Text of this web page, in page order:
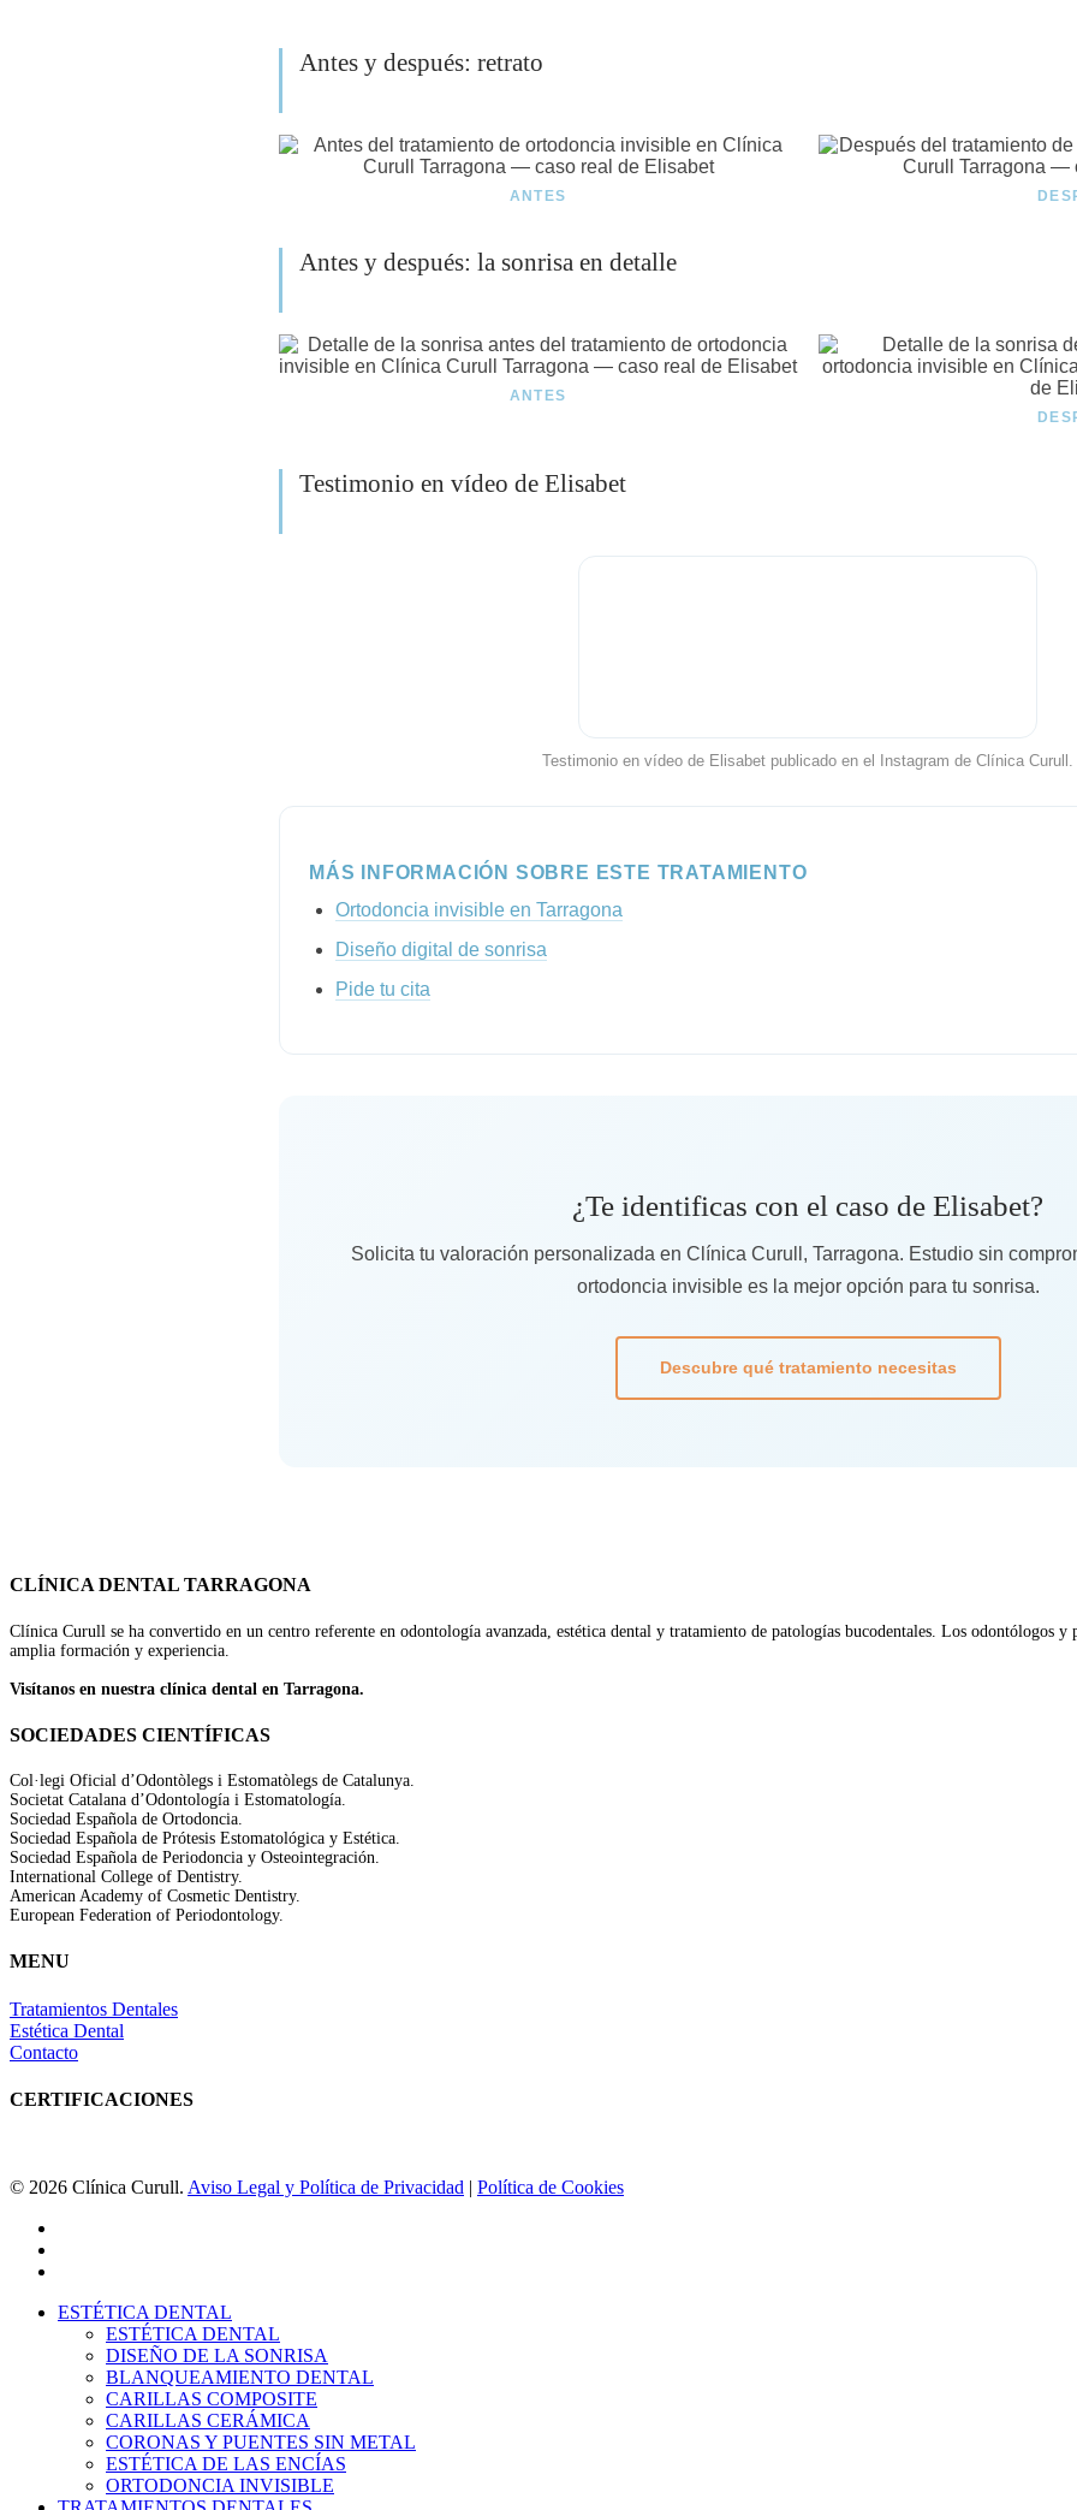
Antes y después: retrato
ANTES
Antes y después: la sonrisa en detalle
ANTES
Testimonio en vídeo de Elisabet
Testimonio en vídeo de Elisabet publicado en el Instagram de Clínica Curull.
MÁS INFORMACIÓN SOBRE ESTE TRATAMIENTO
Ortodoncia invisible en Tarragona
Diseño digital de sonrisa
Pide tu cita
¿Te identificas con el caso de Elisabet?
Solicita tu valoración personalizada en Clínica Curull, Tarragona. Estudio sin
ortodoncia invisible es la mejor opción para tu sonrisa.
Descubre qué tratamiento necesitas
CLÍNICA DENTAL TARRAGONA
Clínica Curull se ha convertido en un centro referente en odontología avanzada, estética dental y tratamiento de patologías bucodentales. Los odontólogos
amplia formación y experiencia.
Visítanos en nuestra clínica dental en Tarragona.
SOCIEDADES CIENTÍFICAS
Col·legi Oficial d’Odontòlegs i Estomatòlegs de Catalunya.
Societat Catalana d’Odontología i Estomatología.
Sociedad Española de Ortodoncia.
Sociedad Española de Prótesis Estomatológica y Estética.
Sociedad Española de Periodoncia y Osteointegración.
International College of Dentistry.
American Academy of Cosmetic Dentistry.
European Federation of Periodontology.
MENU
Tratamientos Dentales
Estética Dental
Contacto
CERTIFICACIONES
© 2026 Clínica Curull. Aviso Legal y Política de Privacidad | Política de Cookies
Close
ESTÉTICA DENTAL
ESTÉTICA DENTAL
DISEÑO DE LA SONRISA
BLANQUEAMIENTO DENTAL
CARILLAS COMPOSITE
CARILLAS CERÁMICA
CORONAS Y PUENTES SIN METAL
ESTÉTICA DE LAS ENCÍAS
ORTODONCIA INVISIBLE